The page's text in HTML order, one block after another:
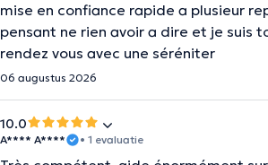
mise en confiance rapide a plusieur
pensant ne rien avoir a dire et je suis
rendez vous avec une séréniter
06 augustus 2026
10.0
A**** A**** • 1 evaluatie